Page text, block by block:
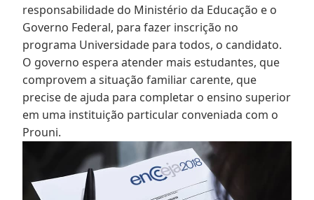
responsabilidade do Ministério da Educação e o
Governo Federal, para fazer inscrição no
programa Universidade para todos, o candidato.
O governo espera atender mais estudantes, que
comprovem a situação familiar carente, que
precise de ajuda para completar o ensino superior
em uma instituição particular conveniada com o
Prouni.